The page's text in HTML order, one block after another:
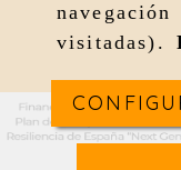
visitadas).